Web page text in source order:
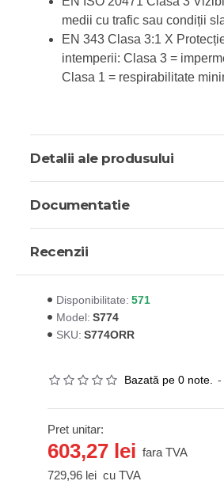
medii cu trafic sau condiții
EN 343 Clasa 3:1 X
intemperii: Clasa 3 =
Clasa 1 = respirabilitate
Detalii ale produsului
Documentatie
Recenzii
Disponibilitate: 571
Model: S774
SKU: S774ORR
Bazată pe 0 note. -
Pret unitar:
603,27 lei fara TVA
729,96 lei cu TVA